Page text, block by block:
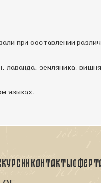
при составлении
лаванда, земляника,
языках.
Контакты